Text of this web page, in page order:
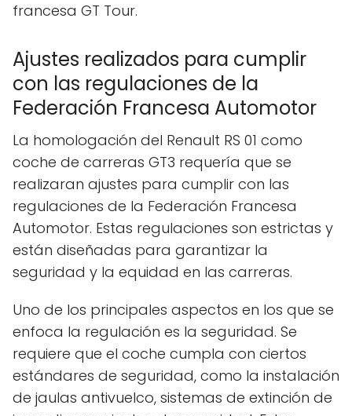
francesa GT Tour.
Ajustes realizados para cumplir
con las regulaciones de la
Federación Francesa Automotor
La homologación del Renault RS 01 como
coche de carreras GT3 requería que se
realizaran ajustes para cumplir con las
regulaciones de la Federación Francesa
Automotor. Estas regulaciones son estrictas y
están diseñadas para garantizar la
seguridad y la equidad en las carreras.
Uno de los principales aspectos en los que se
enfoca la regulación es la seguridad. Se
requiere que el coche cumpla con ciertos
estándares de seguridad, como la instalación
de jaulas antivuelco, sistemas de extinción de